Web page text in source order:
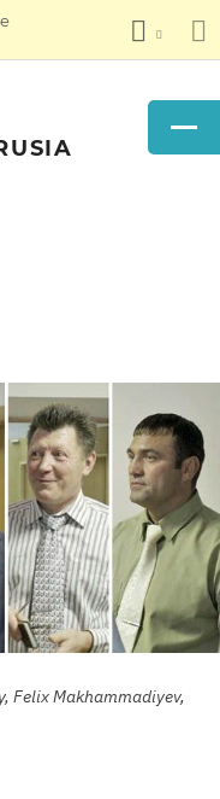
Felix Makhammadiyev,